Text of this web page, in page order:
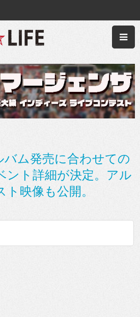
バム発売に合わせての
ント詳細が決定。アル
映像も公開。